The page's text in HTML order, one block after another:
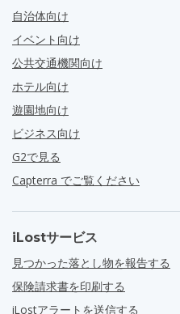
自治体向け
イベント向け
公共交通機関向け
ホテル向け
遊園地向け
ビジネス向け
G2で見る
Capterra でご覧ください
iLostサービス
見つかった落とし物を報告する
保険請求書を印刷する
iLostアラートを送信する